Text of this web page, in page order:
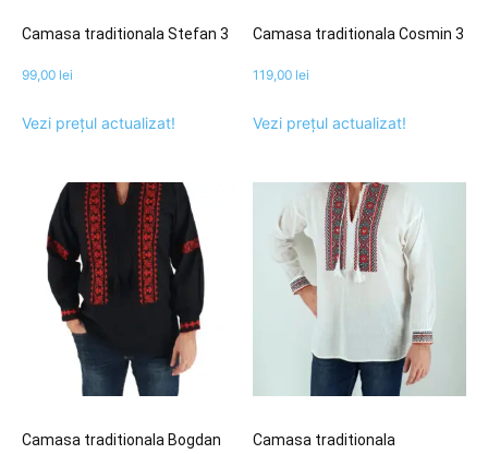
Camasa traditionala Stefan 3
99,00 lei
Vezi prețul actualizat!
Camasa traditionala Cosmin 3
119,00 lei
Vezi prețul actualizat!
Camasa traditionala Bogdan Camasa traditionala